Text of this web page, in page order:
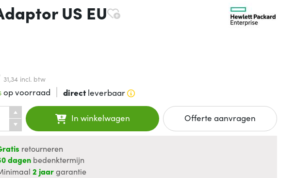
US EU
31,34 incl. btw
op voorraad directleverbaar
In winkelwagen Offerte aanvragen
retourneren
dagen bedenktermijn
2 jaargarantie